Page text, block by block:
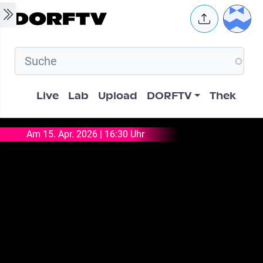
Skip to main content User
Hauptnavigation
Live Lab Upload DORFTV Thek
Am 15. Apr. 2026 | 16:30 Uhr